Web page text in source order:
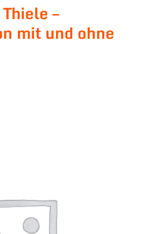
–
mit und ohne